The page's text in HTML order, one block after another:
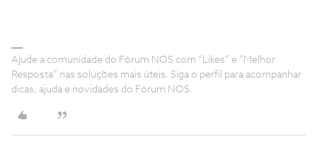
Ajude a comunidade do Fórum NOS com “Likes” e “Melhor
Resposta” nas soluções mais úteis. Siga o perfil para acompanhar
dicas, ajuda e novidades do Fórum NOS.